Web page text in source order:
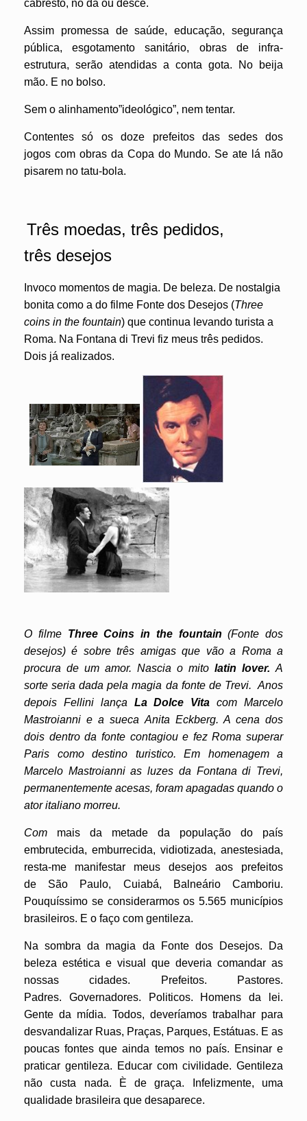
cabresto, no dá ou desce.
Assim promessa de saúde, educação, segurança
pública, esgotamento sanitário, obras de infra-
estrutura, serão atendidas a conta gota. No beija
mão. E no bolso.
Sem o alinhamento”ideológico”, nem tentar.
Contentes só os doze prefeitos das sedes dos
jogos com obras da Copa do Mundo. Se ate lá não
pisarem no tatu-bola.
Três moedas, três pedidos,
três desejos
Invoco momentos de magia. De beleza. De nostalgia
bonita como a do filme Fonte dos Desejos (Three
coins in the fountain) que continua levando turista a
Roma. Na Fontana di Trevi fiz meus três pedidos.
Dois já realizados.
O filme Three Coins in the fountain (Fonte dos
desejos) é sobre três amigas que vão a Roma a
procura de um amor. Nascia o mito latin lover. A
sorte seria dada pela magia da fonte de Trevi. Anos
depois Fellini lança La Dolce Vita com Marcelo
Mastroianni e a sueca Anita Eckberg. A cena dos
dois dentro da fonte contagiou e fez Roma superar
Paris como destino turistico. Em homenagem a
Marcelo Mastroianni as luzes da Fontana di Trevi,
permanentemente acesas, foram apagadas quando o
ator italiano morreu.
Com mais da metade da população do país
embrutecida, emburrecida, vidiotizada, anestesiada,
resta-me manifestar meus desejos aos prefeitos
de São Paulo, Cuiabá, Balneário Camboriu.
Pouquíssimo se considerarmos os 5.565 municípios
brasileiros. E o faço com gentileza.
Na sombra da magia da Fonte dos Desejos. Da
beleza estética e visual que deveria comandar as
nossas cidades. Prefeitos. Pastores.
Padres. Governadores. Politicos. Homens da lei.
Gente da mídia. Todos, deveríamos trabalhar para
desvandalizar Ruas, Praças, Parques, Estátuas. E as
poucas fontes que ainda temos no país. Ensinar e
praticar gentileza. Educar com civilidade. Gentileza
não custa nada. È de graça. Infelizmente, uma
qualidade brasileira que desaparece.